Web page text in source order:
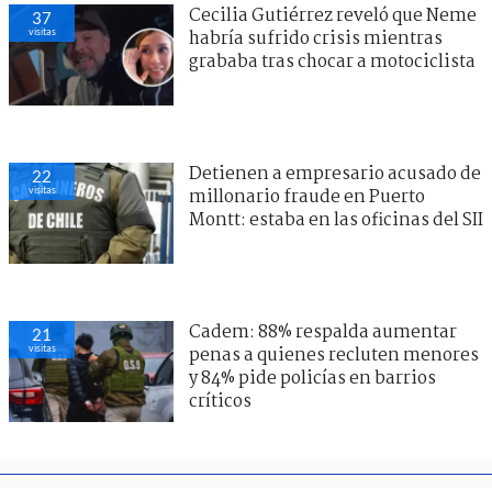
37
visitas
Cecilia Gutiérrez reveló que Neme
habría sufrido crisis mientras
grababa tras chocar a motociclista
22
visitas
Detienen a empresario acusado de
millonario fraude en Puerto
Montt: estaba en las oficinas del SII
21
visitas
Cadem: 88% respalda aumentar
penas a quienes recluten menores
y 84% pide policías en barrios
críticos